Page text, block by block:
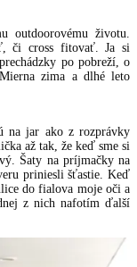
outdoorovému životu.
či cross fitovať. Ja si
po pobreží, o
zima a dlhé leto
na jar ako z rozprávky
až tak, že keď sme si
Šaty na príjmačky na
priniesli šťastie. Keď
do fialova moje oči a
z nich nafotím ďalší